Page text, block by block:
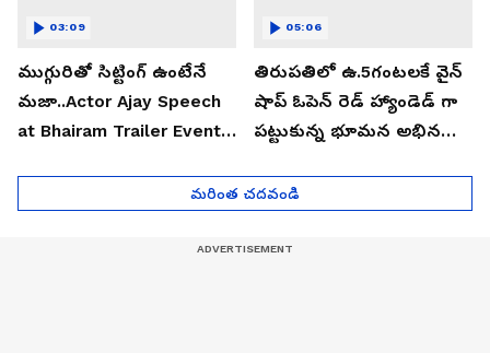
ముగ్గురితో సిట్టింగ్ ఉంటేనే
మజా..Actor Ajay Speech
at Bhairam Trailer Event |
03:09
తిరుపతిలో ఉ.5గంటలకే వైన్
షాప్ ఓపెన్ రెడ్ హ్యాండెడ్ గా
పట్టుకున్న భూమన అభినయ్|
05:06
మరింత చదవండి